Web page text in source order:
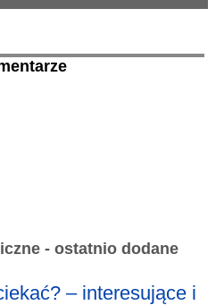
- ostatnio dodane
– interesujące i